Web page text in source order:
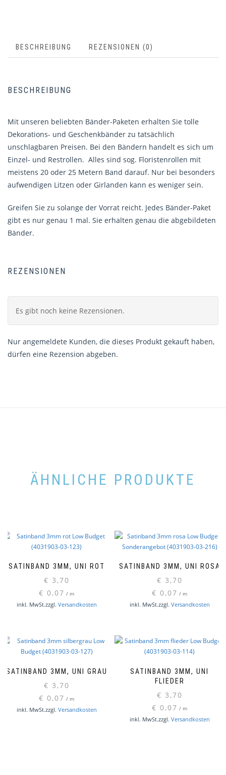
BESCHREIBUNG REZENSIONEN (0)
BESCHREIBUNG
Mit unseren beliebten Bänder-Paketen erhalten Sie tolle
Dekorations- und Geschenkbänder zu tatsächlich
unschlagbaren Preisen. Bei den Bändern handelt es sich um
Einzel- und Restrollen. Alles sind sog. Floristenrollen mit
meistens 20 oder 25 Metern Band darauf. Nur bei besonders
aufwendigen Litzen oder Girlanden kann es weniger sein.
Greifen Sie zu solange der Vorrat reicht. Jedes Bänder-Paket
gibt es nur genau 1 mal. Sie erhalten genau die abgebildeten
Bänder.
REZENSIONEN
Es gibt noch keine Rezensionen.
Nur angemeldete Kunden, die dieses Produkt gekauft haben,
dürfen eine Rezension abgeben.
ÄHNLICHE PRODUKTE
SATINBAND 3MM, UNI ROT
€ 3,70
€ 0,07 / m
inkl. MwSt.zzgl. Versandkosten
SATINBAND 3MM, UNI ROSA
€ 3,70
€ 0,07 / m
inkl. MwSt.zzgl. Versandkosten
SATINBAND 3MM, UNI GRAU
€ 3,70
€ 0,07 / m
inkl. MwSt.zzgl. Versandkosten
SATINBAND 3MM, UNI
FLIEDER
€ 3,70
€ 0,07 / m
inkl. MwSt.zzgl. Versandkosten